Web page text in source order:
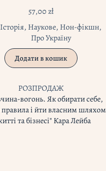
57,00zł
Історія, Наукове, Нон-фікшн,
Про Україну
Додати в кошик
РОЗПРОДАЖ